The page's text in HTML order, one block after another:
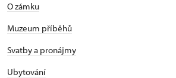
O zámku
Muzeum příběhů
Svatby a pronájmy
Ubytování